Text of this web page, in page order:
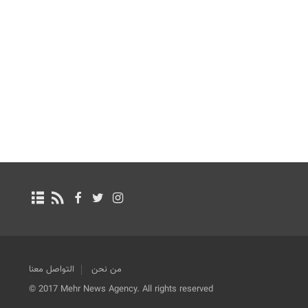
من نحن
التواصل معنا
© 2017 Mehr News Agency. All rights reserved